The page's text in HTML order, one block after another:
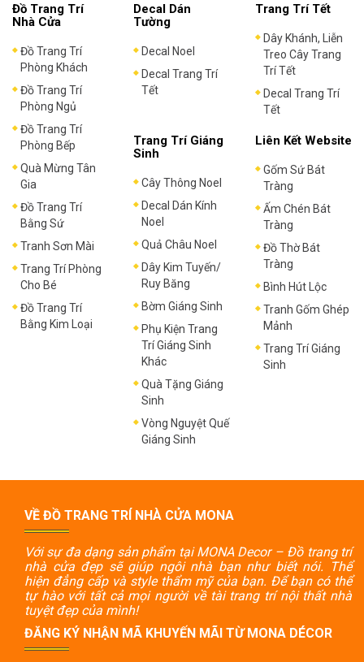
Đồ Trang Trí
Nhà Cửa
Đồ Trang Trí
Phòng Khách
Đồ Trang Trí
Phòng Ngủ
Đồ Trang Trí
Phòng Bếp
Quà Mừng Tân
Gia
Đồ Trang Trí
Bằng Sứ
Tranh Sơn Mài
Trang Trí Phòng
Cho Bé
Đồ Trang Trí
Bằng Kim Loại
Decal Dán
Tường
Decal Noel
Decal Trang Trí
Tết
Trang Trí Tết
Dây Khánh, Liễn
Treo Cây Trang
Trí Tết
Decal Trang Trí
Tết
Trang Trí Giáng
Sinh
Cây Thông Noel
Decal Dán Kính
Noel
Quả Châu Noel
Dây Kim Tuyến/
Ruy Băng
Bờm Giáng Sinh
Phụ Kiện Trang
Trí Giáng Sinh
Khác
Quà Tặng Giáng
Sinh
Vòng Nguyệt Quế
Giáng Sinh
Liên Kết Website
Gốm Sứ Bát
Tràng
Ấm Chén Bát
Tràng
Đồ Thờ Bát
Tràng
Bình Hút Lộc
Tranh Gốm Ghép
Mảnh
Trang Trí Giáng
Sinh
VỀ ĐỒ TRANG TRÍ NHÀ CỬA MONA
Với sự đa dạng sản phẩm tại MONA Decor – Đồ trang trí
nhà cửa đẹp sẽ giúp ngôi nhà bạn như biết nói. Thể
hiện đẳng cấp và style thẩm mỹ của bạn. Để bạn có thể
tự hào với tất cả mọi người về tài trang trí nội thất nhà
tuyệt đẹp của mình!
ĐĂNG KÝ NHẬN MÃ KHUYẾN MÃI TỪ MONA DÉCOR